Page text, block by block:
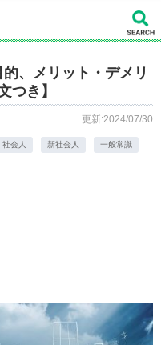
、メリット・デメリ
つき】
更新:2024/07/30
社会人 新社会人 一般常識